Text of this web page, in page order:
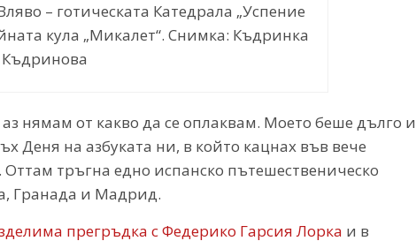
– готическата Катедрала „Успение
кула „Микалет“. Снимка: Къдринка
Къдринова
нямам от какво да се оплаквам. Моето беше дълго и
Деня на азбуката ни, в който кацнах във вече
тръгна едно испанско пътешественическо
Гранада и Мадрид.
прегръдка с Федерико Гарсия Лорка и в